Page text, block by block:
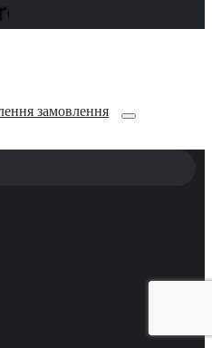
замовлення